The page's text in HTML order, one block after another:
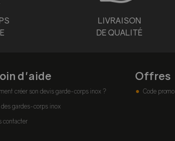
LIVRAISON
DE QUALITÉ
d'aide
créer son devis garde-corps inox ?
des gardes-corps inox
contacter
Offres
Code promo